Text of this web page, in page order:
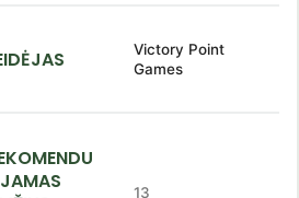
Victory Point
Games
13